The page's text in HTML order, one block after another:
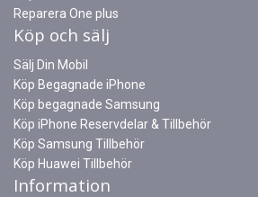
Reparera One plus
Köp och sälj
Sälj Din Mobil
Köp Begagnade iPhone
Köp begagnade Samsung
Köp iPhone Reservdelar & Tillbehör
Köp Samsung Tillbehör
Köp Huawei Tillbehör
Information